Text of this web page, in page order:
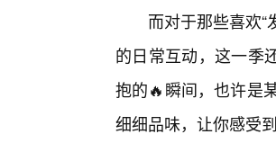
而对于那些喜欢“
的日常互动，这一季
抱的🔥瞬间，也许是
细细品味，让你感受